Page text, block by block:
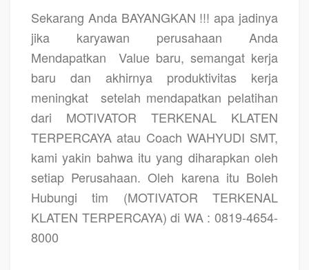
Sekarang Anda BAYANGKAN !!! apa jadinya
jika karyawan perusahaan Anda
Mendapatkan
Value baru, semangat kerja
baru dan akhirnya produktivitas kerja
meningkat
setelah mendapatkan pelatihan
dari MOTIVATOR TERKENAL KLATEN
TERPERCAYA atau Coach WAHYUDI SMT,
kami yakin bahwa itu yang diharapkan oleh
setiap Perusahaan. Oleh karena itu Boleh
Hubungi tim (MOTIVATOR TERKENAL
KLATEN TERPERCAYA) di WA : 0819-4654-
8000